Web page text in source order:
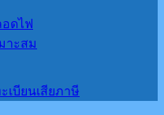
ดไฟ
าะสม
เบียนเสียภาษี